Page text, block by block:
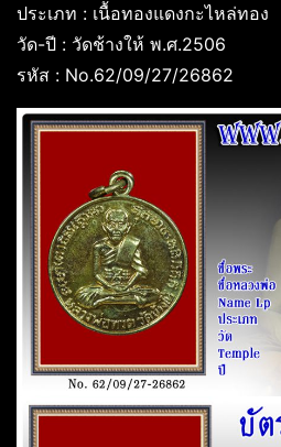
ประเภท : เนื้อทองแดงกะไหล่ทอง
วัด-ปี : วัดช้างให้ พ.ศ.2506
รหัส : No.62/09/27/26862